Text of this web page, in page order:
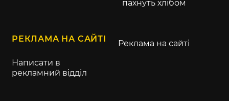
пахнуть хлібом
РЕКЛАМА НА САЙТІ
Написати в
рекламний відділ
Реклама на сайті